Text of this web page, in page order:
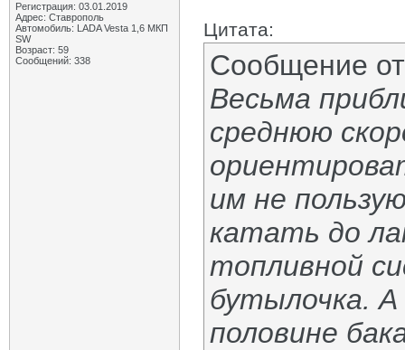
Регистрация: 03.01.2019
Адрес: Ставрополь
Автомобиль: LADA Vesta 1,6 МКП
SW
Возраст: 59
Сообщений: 338
Цитата:
Сообщение
Весьма
среднюю
им не
катать до
топливной
бутылочка. А
половине